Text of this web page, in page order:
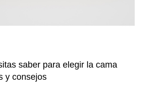
saber para elegir la cama
y consejos